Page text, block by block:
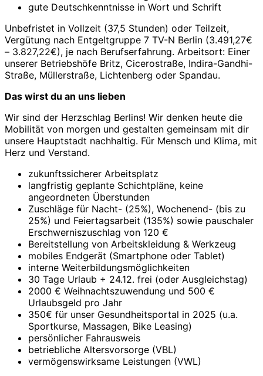
gute Deutschkenntnisse in Wort und Schrift
Unbefristet in Vollzeit (37,5 Stunden) oder Teilzeit,
Vergütung nach Entgeltgruppe 7 TV-N Berlin (3.491,27€
– 3.827,22€), je nach Berufserfahrung. Arbeitsort: Einer
unserer Betriebshöfe Britz, Cicerostraße, Indira-Gandhi-
Straße, Müllerstraße, Lichtenberg oder Spandau.
Das wirst du an uns lieben
Wir sind der Herzschlag Berlins! Wir denken heute die
Mobilität von morgen und gestalten gemeinsam mit dir
unsere Hauptstadt nachhaltig. Für Mensch und Klima, mit
Herz und Verstand.
zukunftssicherer Arbeitsplatz
langfristig geplante Schichtpläne, keine
angeordneten Überstunden
Zuschläge für Nacht- (25%), Wochenend- (bis zu
25%) und Feiertagsarbeit (135%) sowie pauschaler
Erschwerniszuschlag von 120 €
Bereitstellung von Arbeitskleidung & Werkzeug
mobiles Endgerät (Smartphone oder Tablet)
interne Weiterbildungsmöglichkeiten
30 Tage Urlaub + 24.12. frei (oder Ausgleichstag)
2000 € Weihnachtszuwendung und 500 €
Urlaubsgeld pro Jahr
350€ für unser Gesundheitsportal in 2025 (u.a.
Sportkurse, Massagen, Bike Leasing)
persönlicher Fahrausweis
betriebliche Altersvorsorge (VBL)
vermögenswirksame Leistungen (VWL)